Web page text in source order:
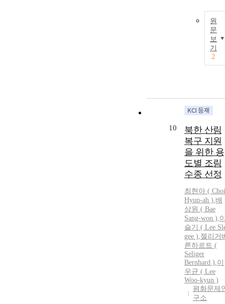
원
문
보
기
2
10
북한 산림
복구 지원
을 위한 용
도별 조림
수종 선정
최현아 ( Choi
Hyun-ah ),배
상원 ( Bae
Sang-won ),
슬기 ( Lee
gee ),젤리거
른하르트 (
Seliger
Bernhard ),이
우균 ( Lee
Woo-kyun )
평화문제
구소